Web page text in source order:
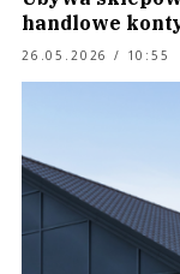
handlowe
26.05.2026 / 10:55